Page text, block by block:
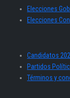
Elecciones
Elecciones
Candidatos
Partidos
Términos y